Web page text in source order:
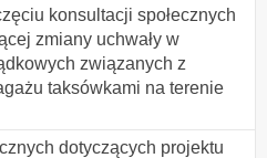
konsultacji społecznych
zmiany uchwały w
związanych z
taksówkami na terenie
dotyczących projektu